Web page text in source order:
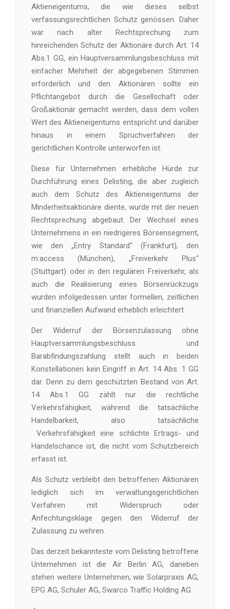
Aktieneigentums, die wie dieses selbst
verfassungsrechtlichen Schutz genössen. Daher
war nach alter Rechtsprechung zum
hinreichenden Schutz der Aktionäre durch Art. 14
Abs.1 GG, ein Hauptversammlungsbeschluss mit
einfacher Mehrheit der abgegebenen Stimmen
erforderlich und den Aktionären sollte ein
Pflichtangebot durch die Gesellschaft oder
Großaktionär gemacht werden, dass dem vollen
Wert des Aktieneigentums entspricht und darüber
hinaus in einem Spruchverfahren der
gerichtlichen Kontrolle unterworfen ist.
Diese für Unternehmen erhebliche Hürde zur
Durchführung eines Delisting, die aber zugleich
auch dem Schutz des Aktieneigentums der
Minderheitsaktionäre diente, wurde mit der neuen
Rechtsprechung abgebaut. Der Wechsel eines
Unternehmens in ein niedrigeres Börsensegment,
wie den „Entry Standard“ (Frankfurt), den
m:access (München), „Freiverkehr Plus“
(Stuttgart) oder in den regulären Freiverkehr, als
auch die Realisierung eines Börsenrückzugs
wurden infolgedessen unter formellen, zeitlichen
und finanziellen Aufwand erheblich erleichtert.
Der Widerruf der Börsenzulassung ohne
Hauptversammlungsbeschluss und
Barabfindungszahlung stellt auch in beiden
Konstellationen kein Eingriff in Art. 14 Abs. 1 GG
dar. Denn zu dem geschützten Bestand von Art.
14 Abs.1 GG zählt nur die rechtliche
Verkehrsfähigkeit, während die tatsächliche
Handelbarkeit, also tatsächliche
Verkehrsfähigkeit eine schlichte Ertrags- und
Handelschance ist, die nicht vom Schutzbereich
erfasst ist.
Als Schutz verbleibt den betroffenen Aktionären
lediglich sich im verwaltungsgerichtlichen
Verfahren mit Widerspruch oder
Anfechtungsklage gegen den Widerruf der
Zulassung zu wehren.
Das derzeit bekannteste vom Delisting betroffene
Unternehmen ist die Air Berlin AG, daneben
stehen weitere Unternehmen, wie Solarpraxis AG,
EPG AG, Schuler AG, Swarco Traffic Holding AG.